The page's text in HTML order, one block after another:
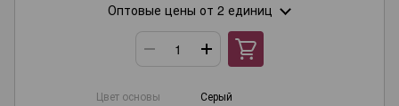
Оптовые цены от 2 единиц
Цвет основы
Серый